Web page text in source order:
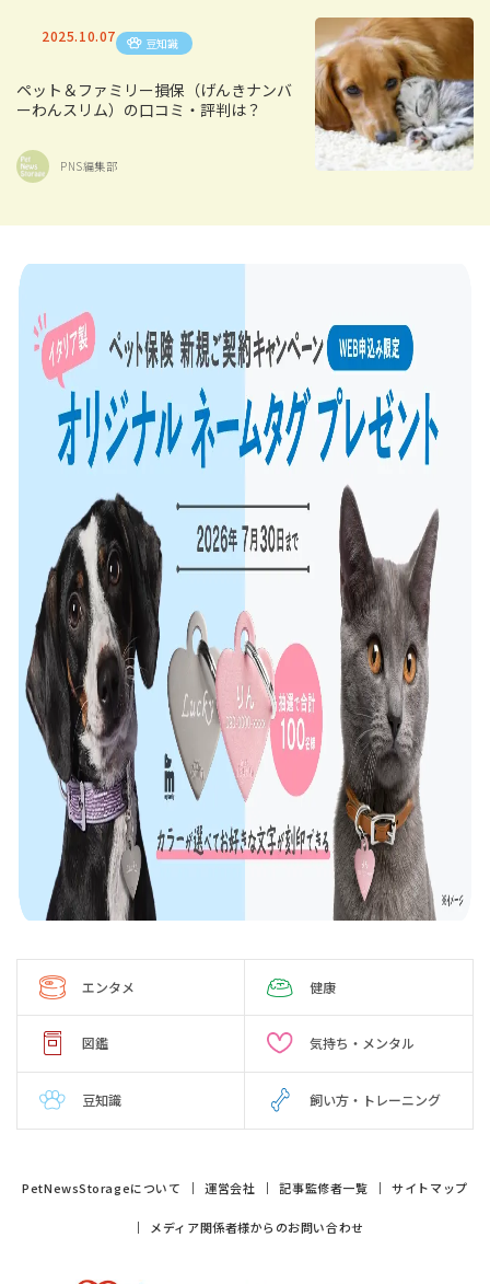
2025.10.07 豆知識
ペット＆ファミリー損保（げんきナンバ
ーわんスリム）の口コミ・評判は？
PNS編集部
エンタメ 健康
図鑑 気持ち・メンタル
豆知識 飼い方・トレーニング
PetNewsStorageについて 運営会社 記事監修者一覧 サイトマップ
メディア関係者様からのお問い合わせ